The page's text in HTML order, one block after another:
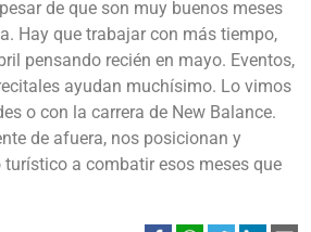
de que son muy buenos meses
Hay que trabajar con más tiempo,
pensando recién en mayo. Eventos,
ayudan muchísimo. Lo vimos
o con la carrera de New Balance.
de afuera, nos posicionan y
a combatir esos meses que